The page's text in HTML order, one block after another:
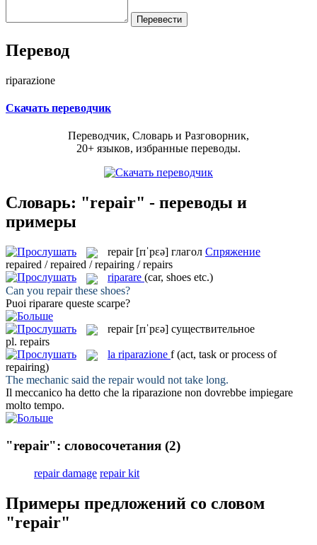
Перевод
riparazione
Скачать переводчик
Переводчик, Словарь и Разговорник,
20+ языков, избранные переводы.
Словарь: "repair" - переводы и
примеры
repair [rɪˈpɛə] глагол Спряжение
repaired / repaired / repairing / repairs
riparare (car, shoes etc.)
Can you repairthese shoes?
Puoi riparare queste scarpe?
repair [rɪˈpɛə] существительное
pl. repairs
la riparazione f (act, task or process of
repairing)
The mechanic said the repairwould not take long.
Il meccanico ha detto che la riparazione non dovrebbe impiegare
molto tempo.
"repair": словосочетания (2)
repair damage repair kit
Примеры предложений со словом
"repair"